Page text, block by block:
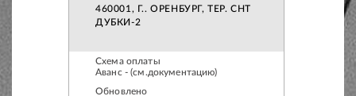
460001, Г.. ОРЕНБУРГ, ТЕР. СНТ
ДУБКИ-2
Схема оплаты
Аванс - (см.документацию)
Обновлено